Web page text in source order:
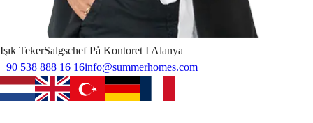
Işık TekerSalgschef På Kontoret I Alanya
+90 538 888 16 16info@summerhomes.com